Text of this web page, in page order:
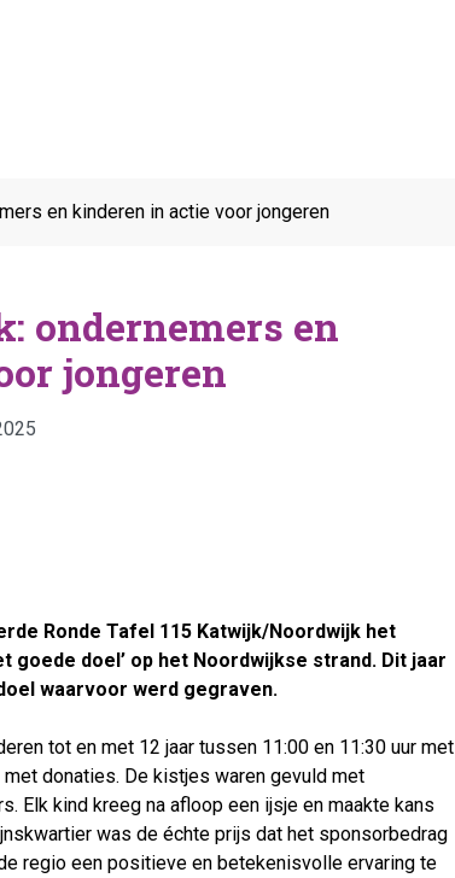
en kinderen in actie voor jongeren
ondernemers en
jongeren
Ronde Tafel 115 Katwijk/Noordwijk het
goede doel’ op het Noordwijkse strand. Dit jaar
waarvoor werd gegraven.
tot en met 12 jaar tussen 11:00 en 11:30 uur met
donaties. De kistjes waren gevuld met
Elk kind kreeg na afloop een ijsje en maakte kans
was de échte prijs dat het sponsorbedrag
regio een positieve en betekenisvolle ervaring te